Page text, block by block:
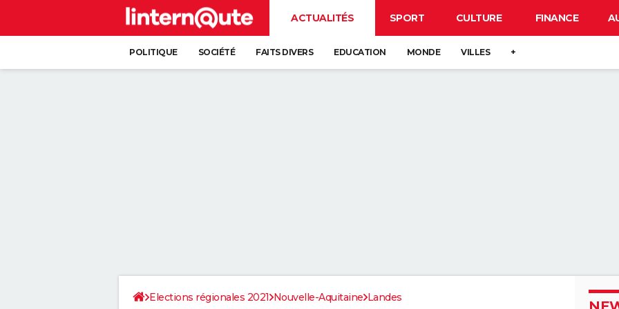
ACTUALITÉS SPORT CULTURE FINANCE
POLITIQUE SOCIÉTÉ FAITS DIVERS EDUCATION MONDE VILLES +
Elections régionales 2021 Nouvelle-Aquitaine Landes